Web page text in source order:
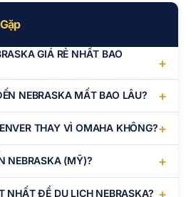
GIÁ RẺ NHẤT BAO
+
NEBRASKA MẤT BAO LÂU? +
THAY VÌ OMAHA KHÔNG?+
NEBRASKA (MỸ)? +
NHẤT ĐỂ DU LỊCH NEBRASKA? +